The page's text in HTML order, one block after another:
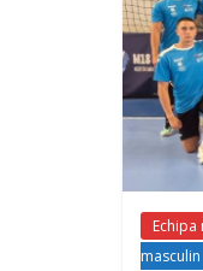
Echipa
masculin